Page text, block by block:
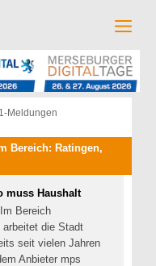
Meldungen
Bereich: Ratingen,
muss Haushalt
Bereich
arbeitet die Stadt
seit vielen Jahren
Anbieter mps